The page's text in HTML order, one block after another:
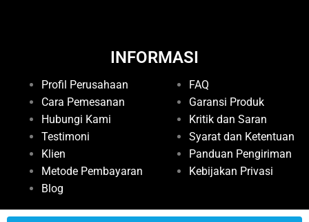
INFORMASI
Profil Perusahaan
Cara Pemesanan
Hubungi Kami
Testimoni
Klien
Metode Pembayaran
Blog
FAQ
Garansi Produk
Kritik dan Saran
Syarat dan Ketentuan
Panduan Pengiriman
Kebijakan Privasi